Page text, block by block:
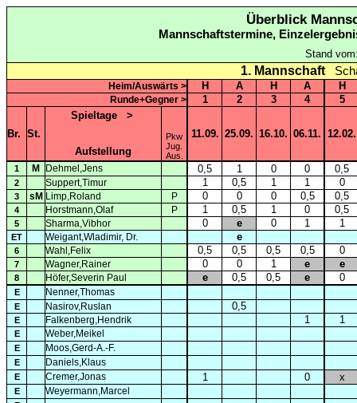
Überblick
Mannschaftstermine,
Stand
1. Mannschaft
Heim/Auswärts > H A H A H
Runde+Gegner > 1 2 3 4 5
Br. St.
Spieltage >
Aufstellung
Pkw
Jug.
Aus.
11.09. 25.09. 16.10. 06.11. 12.02.
1 M Dehmel,Jens 0,5 1 0 0 0,5
2 Suppert,Timur 1 0,5 1 1 0
3 sM Limp,Roland P 0 0 0 0,5 0,5
4 Horstmann,Olaf P 1 0,5 1 0 0,5
5 Sharma,Vibhor 0 e 0 1 1
ET Weigant,Wladimir, Dr. e
6 Wahl,Felix 0,5 0,5 0,5 0,5 0
7 Wagner,Rainer 0 0 1 e e
8 Höfer,Severin Paul e 0,5 0,5 e 0
E Nenner,Thomas
E Nasirov,Ruslan 0,5
E Falkenberg,Hendrik 1 1
E Weber,Meikel
E Moos,Gerd-A.-F.
E Daniels,Klaus
E Cremer,Jonas 1 0 x
E Weyermann,Marcel